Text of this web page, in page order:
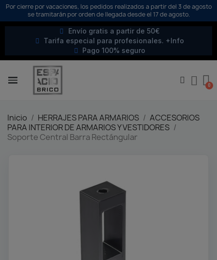
Por cierre por vacaciones, los pedidos realizados a partir del 3 de agosto
se tramitarán por orden de llegada desde el 17 de agosto.
Envío gratis a partir de 50€
Tarifa especial para profesionales. +Info
Pago 100% seguro
Inicio HERRAJES PARA ARMARIOS
ACCESORIOS
PARA INTERIOR DE ARMARIOS Y VESTIDORES
Soporte Central Barra Rectángular